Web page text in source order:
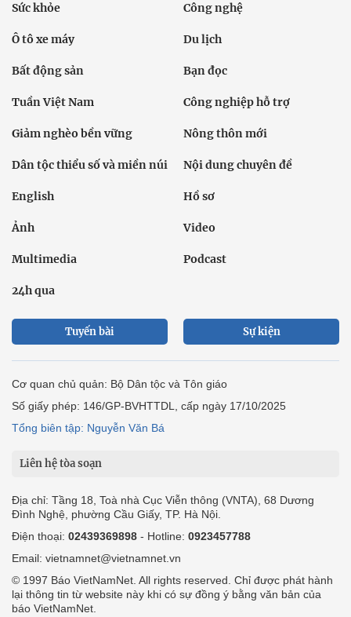
Sức khỏe Công nghệ
Ô tô xe máy Du lịch
Bất động sản Bạn đọc
Tuần Việt Nam Công nghiệp hỗ trợ
Giảm nghèo bền vững Nông thôn mới
Dân tộc thiểu số và miền núi Nội dung chuyên đề
English Hồ sơ
Ảnh Video
Multimedia Podcast
24h qua
Tuyến bài Sự kiện
Cơ quan chủ quản: Bộ Dân tộc và Tôn giáo
Số giấy phép: 146/GP-BVHTTDL, cấp ngày 17/10/2025
Tổng biên tập: Nguyễn Văn Bá
Liên hệ tòa soạn
Địa chỉ: Tầng 18, Toà nhà Cục Viễn thông (VNTA), 68 Dương
Đình Nghệ, phường Cầu Giấy, TP. Hà Nội.
Điện thoại: 02439369898 - Hotline: 0923457788
Email: vietnamnet@vietnamnet.vn
© 1997 Báo VietNamNet. All rights reserved. Chỉ được phát hành
lại thông tin từ website này khi có sự đồng ý bằng văn bản của
báo VietNamNet.